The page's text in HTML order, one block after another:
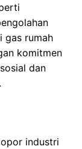
gas rumah
komitmen
dan
industri